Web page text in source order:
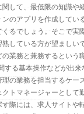
して、最低限の知識や
のアプリを作成してい
るでしょう。そこで実
している方が望ましい
業務と兼務するという
する基本操作などが出
の業務を担当するケ
トマネージャーとして
際には、求人サイトや